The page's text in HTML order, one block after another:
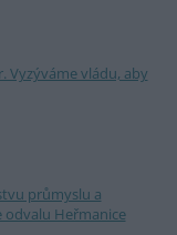
Vyzýváme vládu, aby
průmyslu a
odvalu Heřmanice